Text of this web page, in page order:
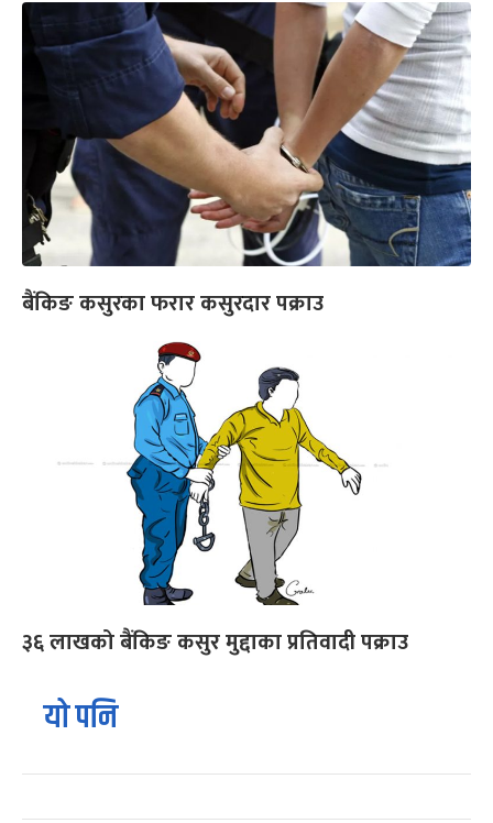
बैंकिङ कसुरका फरार कसुरदार पक्राउ
३६ लाखको बैंकिङ कसुर मुद्दाका प्रतिवादी पक्राउ
यो पनि